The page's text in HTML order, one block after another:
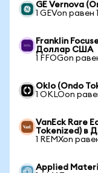
GE Vernova
1 GEVon равен
Franklin
Доллар США
1 FFOGon
Oklo (Ondo
1 OKLOon
VanEck Rare
Tokenized) в
1 REMXon
Applied